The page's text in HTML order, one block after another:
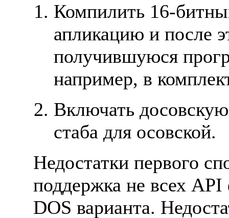
Компилить 16-
апликацию и после
получившуюся
например, в
Включать
стаба для осовской.
Hедостатки первого
поддержка не всех
DOS варианта.